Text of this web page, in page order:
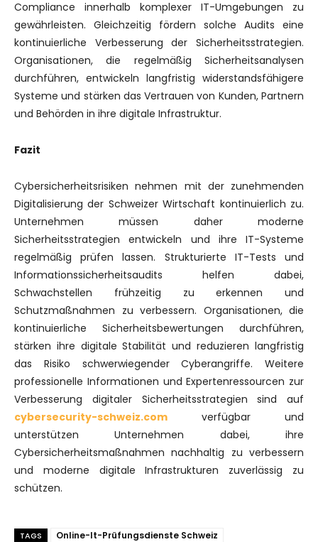
Compliance innerhalb komplexer IT-Umgebungen zu
gewährleisten. Gleichzeitig fördern solche Audits eine
kontinuierliche Verbesserung der Sicherheitsstrategien.
Organisationen, die regelmäßig Sicherheitsanalysen
durchführen, entwickeln langfristig widerstandsfähigere
Systeme und stärken das Vertrauen von Kunden, Partnern
und Behörden in ihre digitale Infrastruktur.
Fazit
Cybersicherheitsrisiken nehmen mit der zunehmenden
Digitalisierung der Schweizer Wirtschaft kontinuierlich zu.
Unternehmen müssen daher moderne
Sicherheitsstrategien entwickeln und ihre IT-Systeme
regelmäßig prüfen lassen. Strukturierte IT-Tests und
Informationssicherheitsaudits helfen dabei,
Schwachstellen frühzeitig zu erkennen und
Schutzmaßnahmen zu verbessern. Organisationen, die
kontinuierliche Sicherheitsbewertungen durchführen,
stärken ihre digitale Stabilität und reduzieren langfristig
das Risiko schwerwiegender Cyberangriffe. Weitere
professionelle Informationen und Expertenressourcen zur
Verbesserung digitaler Sicherheitsstrategien sind auf
cybersecurity-schweiz.com verfügbar und
unterstützen Unternehmen dabei, ihre
Cybersicherheitsmaßnahmen nachhaltig zu verbessern
und moderne digitale Infrastrukturen zuverlässig zu
schützen.
TAGS Online-It-Prüfungsdienste Schweiz